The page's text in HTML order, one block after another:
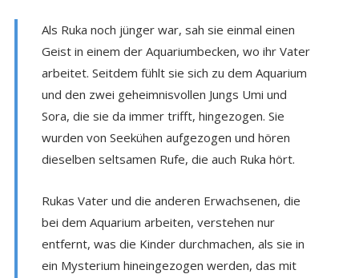
Als Ruka noch jünger war, sah sie einmal einen
Geist in einem der Aquariumbecken, wo ihr Vater
arbeitet. Seitdem fühlt sie sich zu dem Aquarium
und den zwei geheimnisvollen Jungs Umi und
Sora, die sie da immer trifft, hingezogen. Sie
wurden von Seekühen aufgezogen und hören
dieselben seltsamen Rufe, die auch Ruka hört.
Rukas Vater und die anderen Erwachsenen, die
bei dem Aquarium arbeiten, verstehen nur
entfernt, was die Kinder durchmachen, als sie in
ein Mysterium hineingezogen werden, das mit